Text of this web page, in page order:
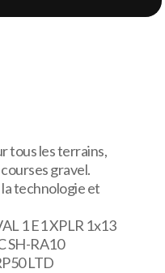
tous les terrains,
gravel.
technologie et
1 E1 XPLR 1x13
SH-RA10
LTD